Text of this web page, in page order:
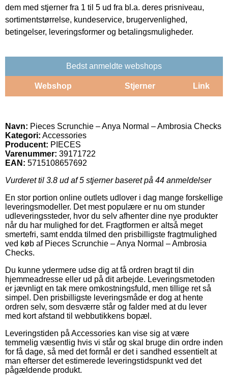
dem med stjerner fra 1 til 5 ud fra bl.a. deres prisniveau,
sortimentstørrelse, kundeservice, brugervenlighed,
betingelser, leveringsformer og betalingsmuligheder.
Bedst anmeldte webshops
Webshop Stjerner Link
Navn: Pieces Scrunchie – Anya Normal – Ambrosia Checks
Kategori: Accessories
Producent: PIECES
Varenummer: 39171722
EAN: 5715108657692
Vurderet til 3.8 ud af 5 stjerner baseret på 44 anmeldelser
En stor portion online outlets udlover i dag mange forskellige
leveringsmodeller. Det mest populære er nu om stunder
udleveringssteder, hvor du selv afhenter dine nye produkter
når du har mulighed for det. Fragtformen er altså meget
smertefri, samt endda tilmed den prisbilligste fragtmulighed
ved køb af Pieces Scrunchie – Anya Normal – Ambrosia
Checks.
Du kunne ydermere udse dig at få ordren bragt til din
hjemmeadresse eller ud på dit arbejde. Leveringsmetoden
er jævnligt en tak mere omkostningsfuld, men tillige ret så
simpel. Den prisbilligste leveringsmåde er dog at hente
ordren selv, som desværre står og falder med at du lever
med kort afstand til webbutikkens bopæl.
Leveringstiden på Accessories kan vise sig at være
temmelig væsentlig hvis vi står og skal bruge din ordre inden
for få dage, så med det formål er det i sandhed essentielt at
man efterser det estimerede leveringstidspunkt ved det
pågældende produkt.